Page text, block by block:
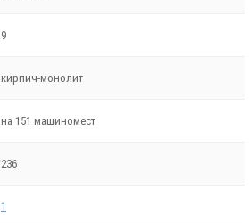
9
кирпич-монолит
на 151 машиномест
236
1